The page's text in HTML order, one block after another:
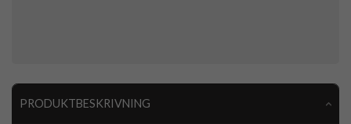
PRODUKTBESKRIVNING